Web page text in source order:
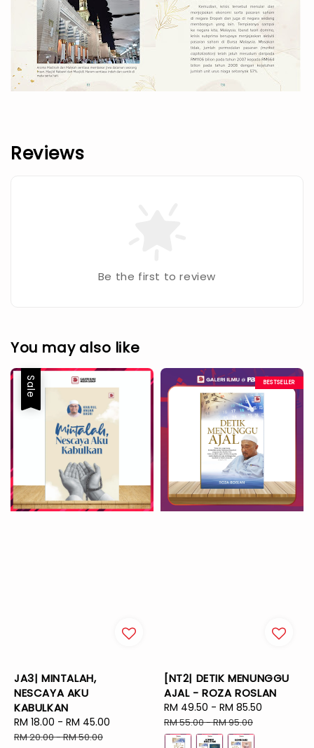
Reviews
Be the first to review
You may also like
Sale
JA3| MINTALAH,
NESCAYA AKU
KABULKAN
Sale
price
RM 18.00 - RM 45.00
RM 20.00-RM 50.00
BESTSELLER
[NT2| DETIK MENUNGGU
AJAL - ROZA ROSLAN
Sale
price
RM 49.50 - RM 85.50
RM 55.00-RM 95.00